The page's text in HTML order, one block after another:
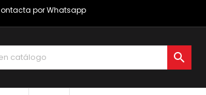
por Whatsapp
